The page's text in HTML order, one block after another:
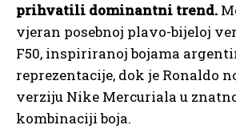
prihvatili dominantni trend.
vjeran posebnoj plavo-bijeloj
F50, inspiriranoj bojama
reprezentacije, dok je Ronaldo
verziju Nike Mercuriala u
kombinaciji boja.